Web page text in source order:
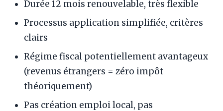
Durée 12 mois renouvelable, très flexible
Processus application simplifiée, critères
clairs
Régime fiscal potentiellement avantageux
(revenus étrangers = zéro impôt
théoriquement)
Pas création emploi local, pas